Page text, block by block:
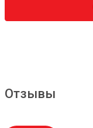
Отзывы